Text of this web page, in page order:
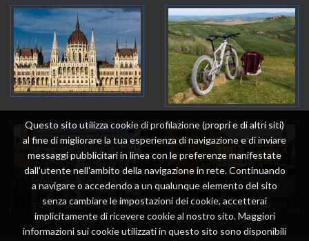
Questo sito utilizza cookie di profilazione (propri e di altri siti)
al fine di migliorare la tua esperienza di navigazione e di inviare
messaggi pubblicitari in linea con le preferenze manifestate
dall'utente nell'ambito della navigazione in rete. Continuando
a navigare o accedendo a un qualunque elemento del sito
senza cambiare le impostazioni dei cookie, accetterai
implicitamente di ricevere cookie al nostro sito. Maggiori
informazioni sui cookie utilizzati in questo sito sono disponibili